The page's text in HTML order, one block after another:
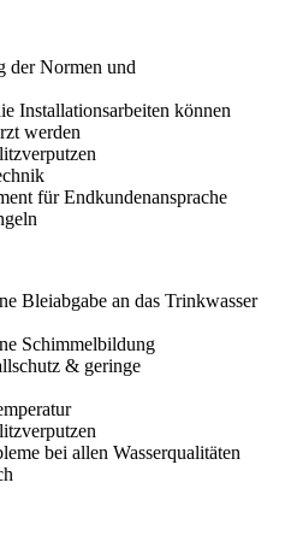
der Normen und
Installationsarbeiten können
werden
für Endkundenansprache
Bleiabgabe an das Trinkwasser
Schimmelbildung
& geringe
bei allen Wasserqualitäten